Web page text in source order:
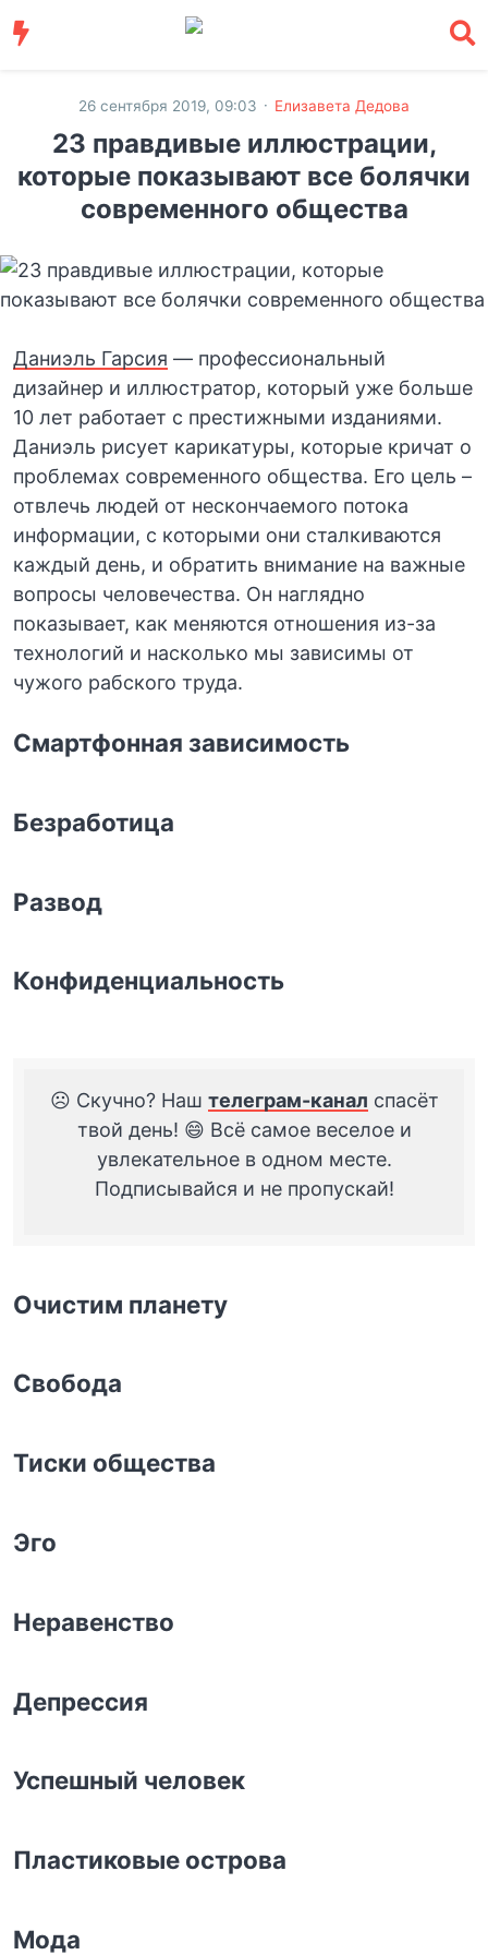
26 сентября 2019, 09:03 · Елизавета Дедова
23 правдивые иллюстрации,
которые показывают все болячки
современного общества
Даниэль Гарсия — профессиональный
дизайнер и иллюстратор, который уже больше
10 лет работает с престижными изданиями.
Даниэль рисует карикатуры, которые кричат о
проблемах современного общества. Его цель –
отвлечь людей от нескончаемого потока
информации, с которыми они сталкиваются
каждый день, и обратить внимание на важные
вопросы человечества. Он наглядно
показывает, как меняются отношения из-за
технологий и насколько мы зависимы от
чужого рабского труда.
Смартфонная зависимость
Безработица
Развод
Конфиденциальность
☹️ Скучно? Наш телеграм-канал спасёт
твой день! 😄 Всё самое веселое и
увлекательное в одном месте.
Подписывайся и не пропускай!
Очистим планету
Свобода
Тиски общества
Эго
Неравенство
Депрессия
Успешный человек
Пластиковые острова
Мода